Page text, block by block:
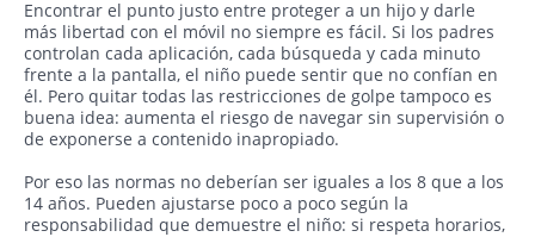
Encontrar el punto justo entre proteger a un hijo y darle
más libertad con el móvil no siempre es fácil. Si los padres
controlan cada aplicación, cada búsqueda y cada minuto
frente a la pantalla, el niño puede sentir que no confían en
él. Pero quitar todas las restricciones de golpe tampoco es
buena idea: aumenta el riesgo de navegar sin supervisión o
de exponerse a contenido inapropiado.
Por eso las normas no deberían ser iguales a los 8 que a los
14 años. Pueden ajustarse poco a poco según la
responsabilidad que demuestre el niño: si respeta horarios,